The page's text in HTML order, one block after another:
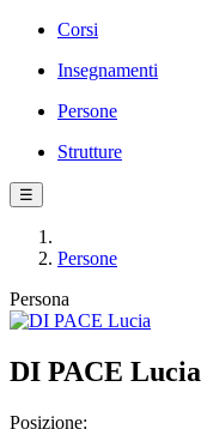
Corsi
Insegnamenti
Persone
Strutture
☰
Persone
Persona
DI PACE Lucia
Posizione: